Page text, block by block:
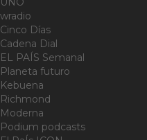
wradio
Cinco Días
Cadena Dial
EL PAÍS Semanal
Planeta futuro
Kebuena
Richmond
Moderna
Podium podcasts